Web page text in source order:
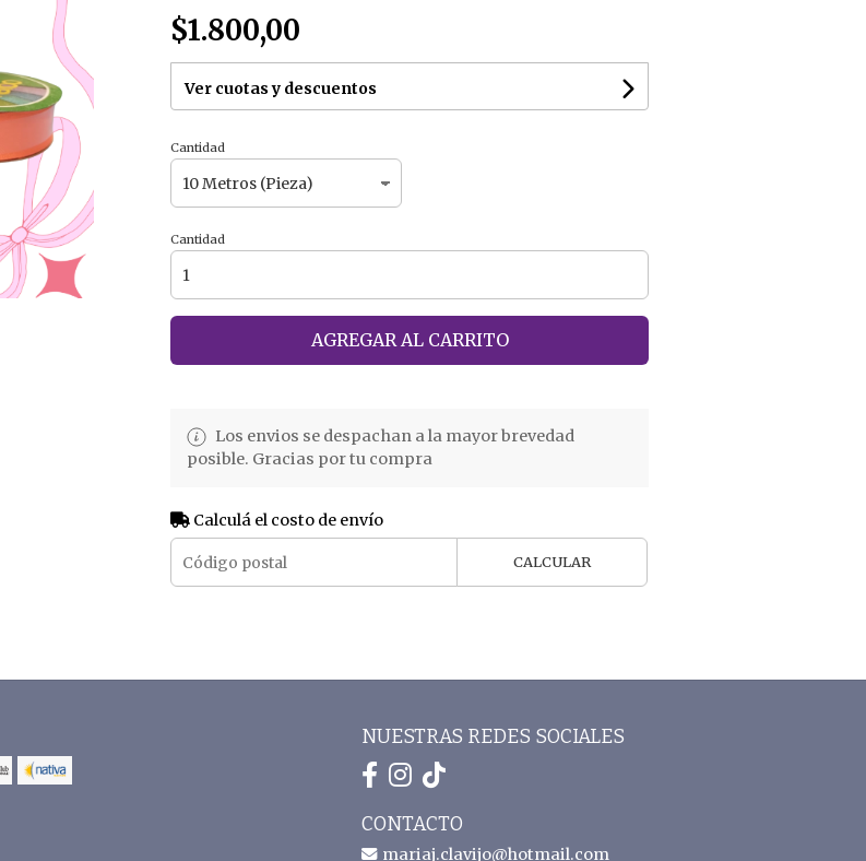
$1.800,00
Ver cuotas y descuentos
Cantidad
Cantidad
AGREGAR AL CARRITO
Los envios se despachan a la mayor brevedad
posible. Gracias por tu compra
Calculá el costo de envío
CALCULAR
NUESTRAS REDES SOCIALES
CONTACTO
mariaj.clavijo@hotmail.com